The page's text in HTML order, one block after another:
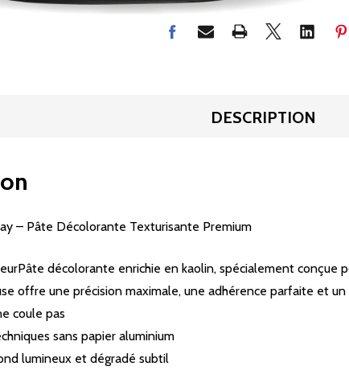
DESCRIPTION
– Pâte Décolorante Texturisante Premium
décolorante enrichie en kaolin, spécialement conçue
offre une précision maximale, une adhérence parfaite et
coule pas
sans papier aluminium
lumineux et dégradé subtil